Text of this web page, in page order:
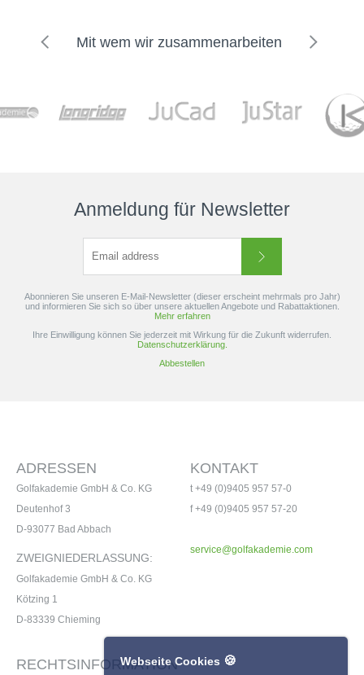
völlig...
ist ein
Bestseller...
Mit wem wir zusammenarbeiten
Anmeldung für Newsletter
Abonnieren Sie unseren E-Mail-Newsletter (dieser erscheint mehrmals pro Jahr)
und informieren Sie sich so über unsere aktuellen Angebote und Rabattaktionen.
Mehr erfahren
Ihre Einwilligung können Sie jederzeit mit Wirkung für die Zukunft widerrufen.
Datenschutzerklärung.
Abbestellen
RECHTSINFORMATION
KONTAKT
t +49 (0)9405 957 57-0
f +49 (0)9405 957 57-20
service@golfakademie.com
ADRESSEN
Golfakademie GmbH & Co. KG
Deutenhof 3
D-93077 Bad Abbach
ZWEIGNIEDERLASSUNG:
Golfakademie GmbH & Co. KG
Kötzing 1
D-83339 Chieming
Webseite Cookies 🍪